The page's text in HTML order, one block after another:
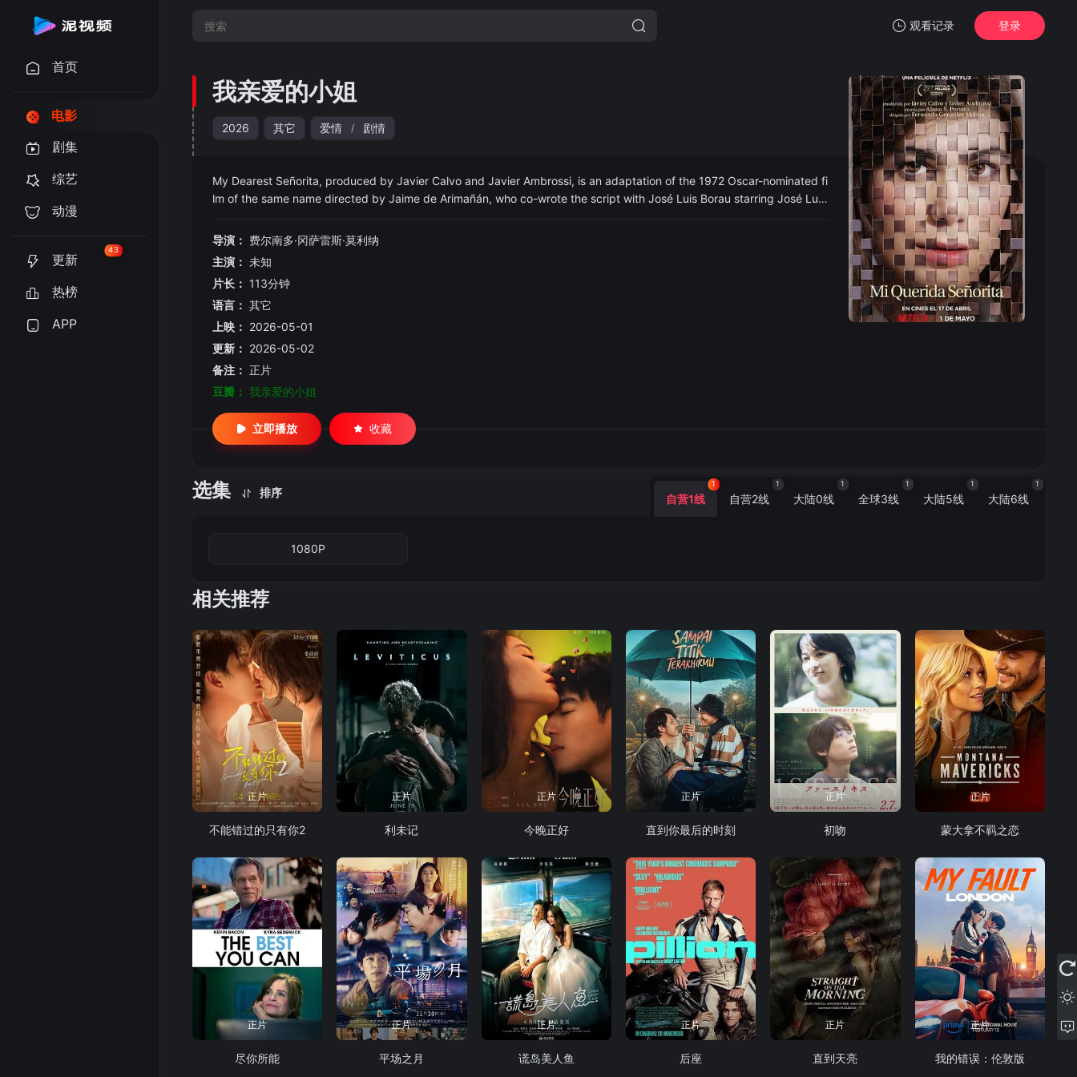
观看记录
暂无观看影片的记录
登录
首页
电影
剧集
综艺
动漫
更新
43
热榜
APP
我亲爱的小姐
2026 其它 爱情 / 剧情
My Dearest Señorita, produced by Javier Calvo and Javier Ambrossi, is an adaptation of the 1972 Oscar-nominated fi
lm of the same name directed by Jaime de Arimañán, who co-wrote the script with José Luis Borau starring José Luis
导演： 费尔南多·冈萨雷斯·莫利纳
主演： 未知
片长： 113分钟
语言： 其它
上映： 2026-05-01
更新： 2026-05-02
备注： 正片
豆瓣： 我亲爱的小姐
立即播放 收藏
选集 排序 自营1线
1
自营2线
1
大陆0线
1
全球3线
1
大陆5线
1
大陆6线
1
1080P
相关推荐
正片
不能错过的只有你2
正片
利未记
正片
今晚正好
正片
直到你最后的时刻
正片
初吻
正片
蒙大拿不羁之恋
正片
尽你所能
正片
平场之月
正片
谎岛美人鱼
正片
后座
正片
直到天亮
正片
我的错误：伦敦版